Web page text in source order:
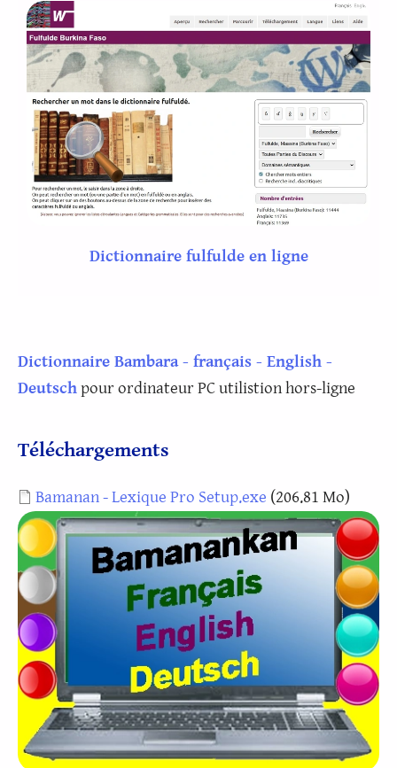
Dictionnaire fulfulde en ligne
Dictionnaire Bambara - français - English -
Deutschpour ordinateur PC utilistion hors-ligne
Téléchargements
Document
Bamanan - Lexique Pro Setup.exe (206.81 Mo)